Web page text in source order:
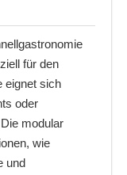
für den
eignet sich
oder
modular
wie
und